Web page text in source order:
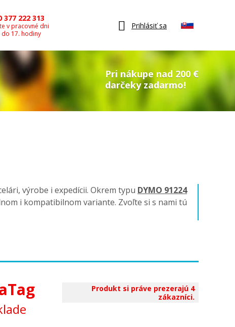
377 222 313
v pracovné dni
do 17. hodiny
Prihlásiť sa
Pri nákupe nad 200 €
darčeky zadarmo!
výrobe i expedícii. Okrem typu DYMO 91224
i kompatibilnom variante. Zvoľte si s nami tú
Produkt si práve prezerajú 4
zákazníci.